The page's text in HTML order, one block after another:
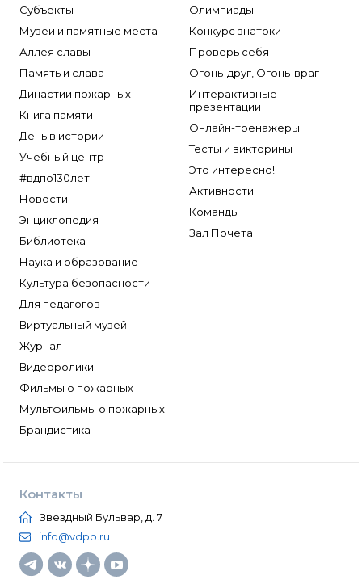
Субъекты
Музеи и памятные места
Аллея славы
Память и слава
Династии пожарных
Книга памяти
День в истории
Учебный центр
#вдпо130лет
Новости
Энциклопедия
Библиотека
Наука и образование
Культура безопасности
Для педагогов
Виртуальный музей
Журнал
Видеоролики
Фильмы о пожарных
Мультфильмы о пожарных
Брандистика
Олимпиады
Конкурс знатоки
Проверь себя
Огонь-друг, Огонь-враг
Интерактивные
презентации
Онлайн-тренажеры
Тесты и викторины
Это интересно!
Активности
Команды
Зал Почета
Контакты
Звездный Бульвар, д. 7
info@vdpo.ru